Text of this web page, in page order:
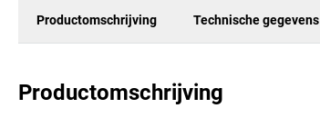
Productomschrijving Technische gegevens
Productomschrijving